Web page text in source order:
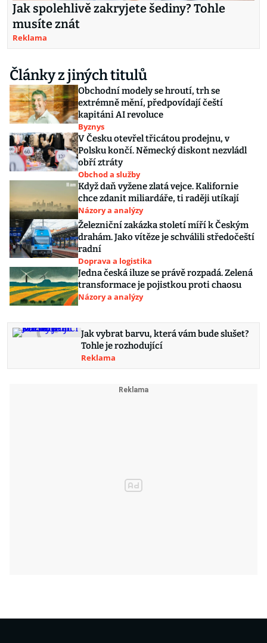
Jak spolehlivě zakryjete šediny? Tohle
musíte znát
Reklama
Články z jiných titulů
Obchodní modely se hroutí, trh se
extrémně mění, předpovídají čeští
kapitáni AI revoluce
Byznys
V Česku otevřel třicátou prodejnu, v
Polsku končí. Německý diskont nezvládl
obří ztráty
Obchod a služby
Když daň vyžene zlatá vejce. Kalifornie
chce zdanit miliardáře, ti raději utíkají
Názory a analýzy
Železniční zakázka století míří k Českým
drahám. Jako vítěze je schválili středočeští
radní
Doprava a logistika
Jedna česká iluze se právě rozpadá. Zelená
transformace je pojistkou proti chaosu
Názory a analýzy
Jak vybrat barvu, která vám bude slušet?
Tohle je rozhodující
Reklama